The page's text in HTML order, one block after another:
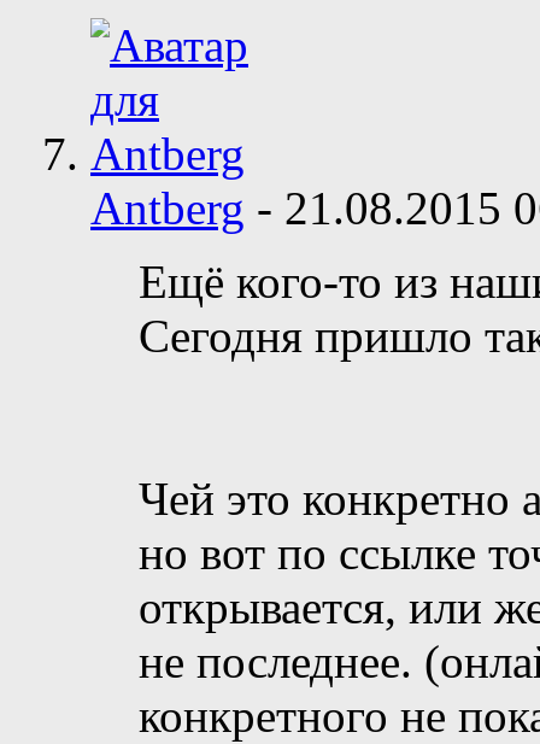
Antberg - 21.08.2015
Ещё кого-то из
Сегодня пришло
Чей это конкретно
но вот по ссылке
открывается, или
не последнее.
конкретного не